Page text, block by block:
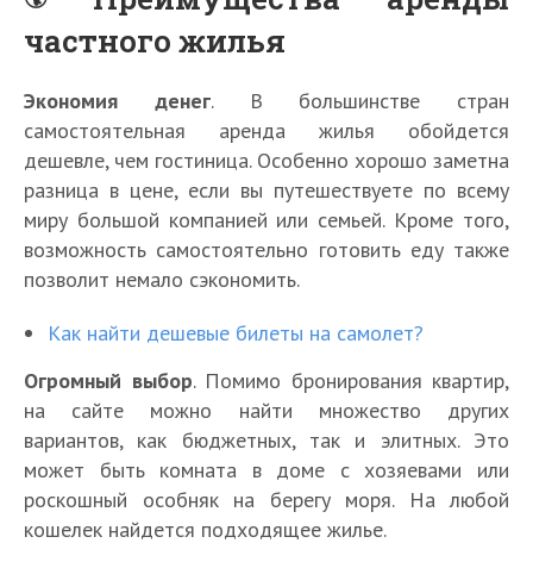
частного жилья
Экономия денег. В большинстве стран
самостоятельная аренда жилья обойдется
дешевле, чем гостиница. Особенно хорошо заметна
разница в цене, если вы путешествуете по всему
миру большой компанией или семьей. Кроме того,
возможность самостоятельно готовить еду также
позволит немало сэкономить.
Как найти дешевые билеты на самолет?
Огромный выбор. Помимо бронирования квартир,
на сайте можно найти множество других
вариантов, как бюджетных, так и элитных. Это
может быть комната в доме с хозяевами или
роскошный особняк на берегу моря. На любой
кошелек найдется подходящее жилье.